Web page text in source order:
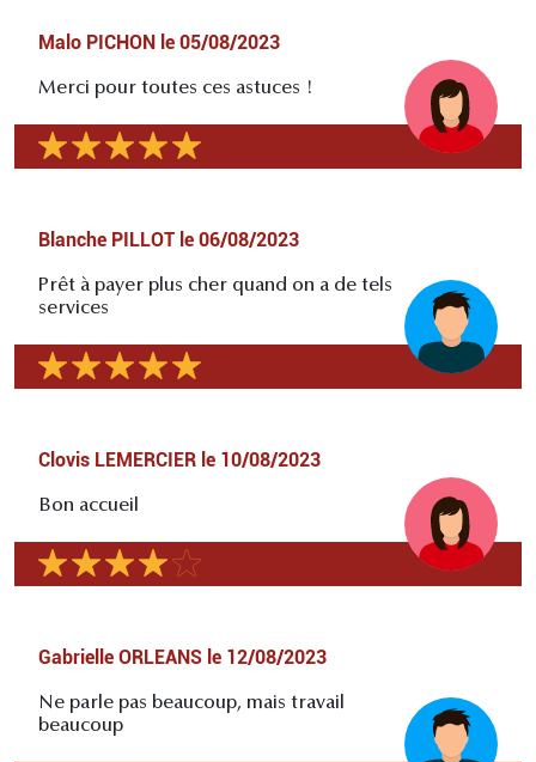
Malo PICHON le 05/08/2023
Merci pour toutes ces astuces !
Blanche PILLOT le 06/08/2023
Prêt à payer plus cher quand on a de tels
services
Clovis LEMERCIER le 10/08/2023
Bon accueil
Gabrielle ORLEANS le 12/08/2023
Ne parle pas beaucoup, mais travail
beaucoup